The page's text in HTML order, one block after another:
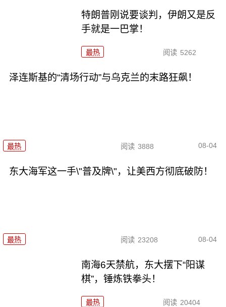
特朗普刚说要谈判，伊朗又是反
手就是一巴掌！
最热 阅读 5262
泽连斯基的“清场行动”与乌克兰的末路狂飙！
最热 阅读 3888 08-04
东大海军这一手\"普及牌\"，让美西方彻底破防！
最热 阅读 23208 08-04
南海6天禁航，东大摆下“阳谋
棋”，锤炼铁拳头！
最热 阅读 20404